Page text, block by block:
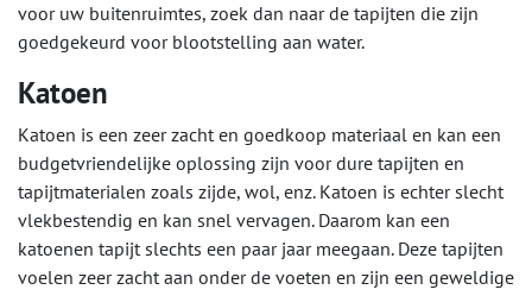
voor uw buitenruimtes, zoek dan naar de tapijten die zijn
goedgekeurd voor blootstelling aan water.
Katoen
Katoen is een zeer zacht en goedkoop materiaal en kan een
budgetvriendelijke oplossing zijn voor dure tapijten en
tapijtmaterialen zoals zijde, wol, enz. Katoen is echter slecht
vlekbestendig en kan snel vervagen. Daarom kan een
katoenen tapijt slechts een paar jaar meegaan. Deze tapijten
voelen zeer zacht aan onder de voeten en zijn een geweldige